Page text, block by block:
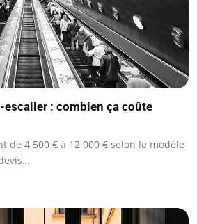
escalier : combien ça coûte
de 4 500 € à 12 000 € selon le modèle